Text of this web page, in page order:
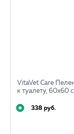
VitaVet Care
к туалету, 60х60
338 руб.